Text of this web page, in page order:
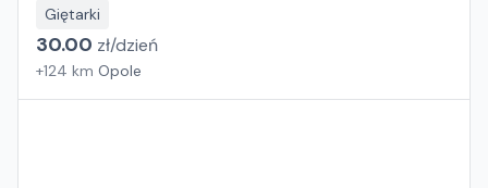
Giętarki
30.00 zł/dzień
+124 km Opole